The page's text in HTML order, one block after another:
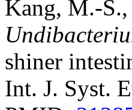
Kang, M.-
shiner
Int. J. Syst.